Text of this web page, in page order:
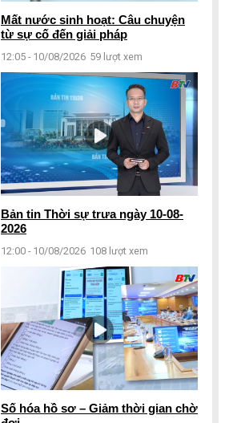
Mất nước sinh hoạt: Câu chuyện
từ sự cố đến giải pháp
12:05 - 10/08/2026 59 lượt xem
Bản tin Thời sự trưa ngày 10-08-
2026
12:00 - 10/08/2026 108 lượt xem
Số hóa hồ sơ – Giảm thời gian chờ